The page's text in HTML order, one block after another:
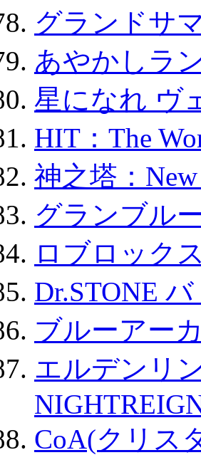
グランドサ
あやかしラ
星になれ ヴ
HIT：The
神之塔：
グランブル
ロブロック
Dr.STONE
ブルーアー
エルデンリ
CoA(クリス